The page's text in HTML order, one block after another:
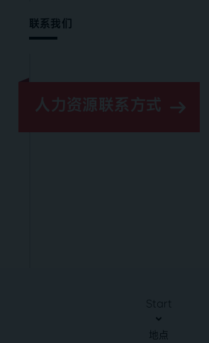
联系我们
人力资源联系方式
Start
地点